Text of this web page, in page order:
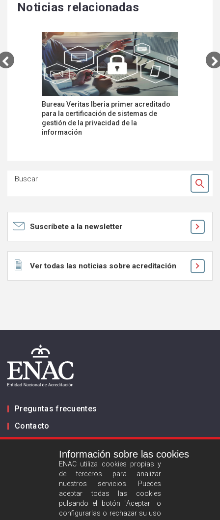
Noticias relacionadas
Bureau Veritas Iberia primer acreditado
para la certificación de sistemas de
gestión de la privacidad de la
información
Buscar
Ok
Suscríbete a la newsletter
Ver todas las noticias sobre acreditación
Preguntas frecuentes
Contacto
Información sobre las cookies
ENAC utiliza cookies propias y
de terceros para analizar
nuestros servicios. Puedes
aceptar todas las cookies
pulsando el botón "Aceptar" o
configurarlas o rechazar su uso